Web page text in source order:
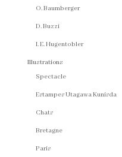
O. Baumberger
D. Buzzi
I. E. Hugentobler
Illustrations
Spectacle
Estampes Utagawa Kunisda
Chats
Bretagne
Paris